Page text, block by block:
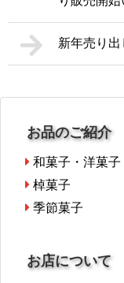
新年売り
お品のご紹介
和菓子・洋菓子
棹菓子
季節菓子
お店について